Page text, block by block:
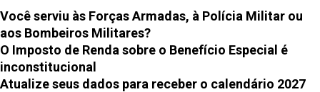
Você serviu às Forças Armadas, à Polícia Militar ou
aos Bombeiros Militares?
O Imposto de Renda sobre o Benefício Especial é
inconstitucional
Atualize seus dados para receber o calendário 2027